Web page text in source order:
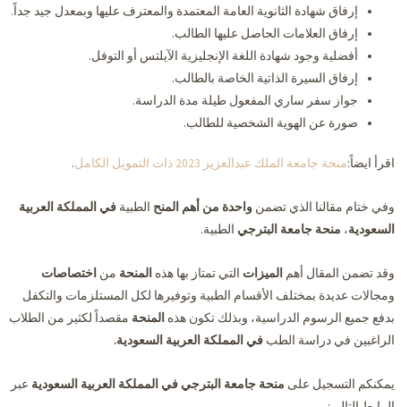
إرفاق شهادة الثانوية العامة المعتمدة والمعترف عليها وبمعدل جيد جداً.
إرفاق العلامات الحاصل عليها الطالب.
أفضلية وجود شهادة اللغة الإنجليزية الآيلتس أو التوفل.
إرفاق السيرة الذاتية الخاصة بالطالب.
جواز سفر ساري المفعول طيلة مدة الدراسة.
صورة عن الهوية الشخصية للطالب.
اقرأ ايضاً:منحة جامعة الملك عبدالعزيز 2023 ذات التمويل الكامل .
وفي ختام مقالنا الذي تضمنواحدة من أهم المنح الطبية في المملكة العربية
السعودية، منحة جامعة البترجي الطبية.
وقد تضمن المقال أهم الميزات التي تمتاز بها هذه المنحة من اختصاصات
ومجالات عديدة بمختلف الأقسام الطبية وتوفيرها لكل المستلزمات والتكفل
بدفع جميع الرسوم الدراسية، وبذلك تكون هذه المنحة مقصداً لكثير من الطلاب
الراغبين في دراسة الطبفي المملكة العربية السعودية.
يمكنكم التسجيل على منحة جامعة البترجي في المملكة العربية السعودية عبر